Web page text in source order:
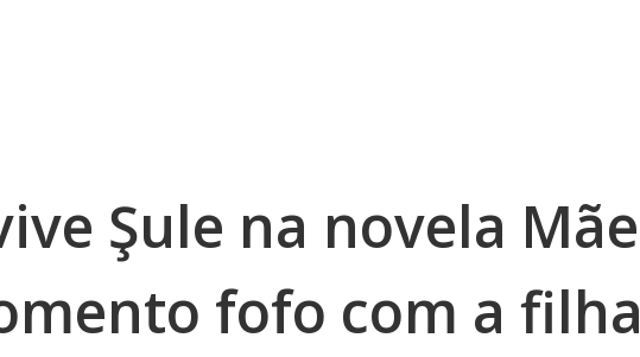
Şule na novela Mãe
fofo com a filha